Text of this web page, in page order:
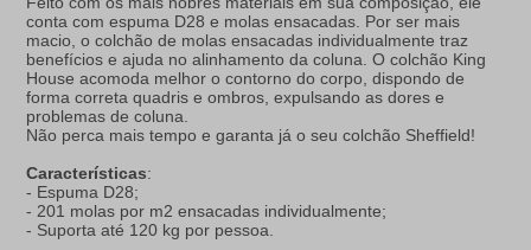
conta com espuma D28 e molas ensacadas. Por ser mais
macio, o colchão de molas ensacadas individualmente traz
benefícios e ajuda no alinhamento da coluna. O colchão King
House acomoda melhor o contorno do corpo, dispondo de
forma correta quadris e ombros, expulsando as dores e
problemas de coluna.
Não perca mais tempo e garanta já o seu colchão Sheffield!
Características:
- Espuma D28;
- 201 molas por m2 ensacadas individualmente;
- Suporta até 120 kg por pessoa.